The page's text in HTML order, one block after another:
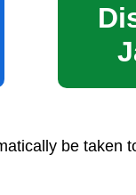
be taken